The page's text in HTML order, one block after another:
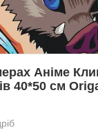
Аніме
40*50 см